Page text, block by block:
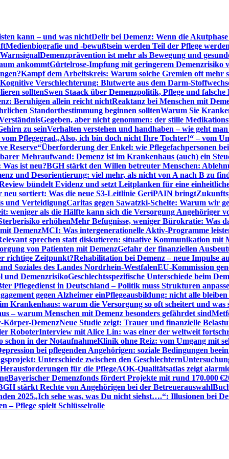
kann – und was nichtDelir bei Demenz: Wenn die
Medienbiografie und -bewußtsein werden Teil der Pflege werden
Demenzprävention ist mehr als Bewegung und
ankommtGürtelrose-Impfung mit geringerem Demenzrisiko
Kampf dem Arbeitskreis: Warum solche Gremien oft mehr
Kognitive Verschlechterung: Blutwerte aus dem Darm-
solltenSwen Staack über Demenzpolitik, Pflege und falsche
Beruhigen allein reicht nichtReaktanz bei Menschen mit
Standortbestimmung beginnen solltenWarum Sie
Gegeben, aber nicht genommen: der stille
zu seinVerhalten verstehen und handhaben – wie geht
Pflegegrad„Also, ich bin doch nicht Ihre Tochter!“ – vom
Reserve“Überforderung der Enkel: wie Pflegefachpersonen
Mehraufwand: Demenz ist im Krankenhaus (auch) ein
ist neu?BGH stärkt den Willen betreuter Menschen:
und Desorientierung: viel mehr, als nicht von A nach B zu
bündelt Evidenz und setzt Leitplanken für eine
neu sortiert: Was die neue S3-Leitlinie GeriPAIN bringt
und VerteidigungCaritas gegen Sawatzki-Schelte: Warum wir
weniger als die Hälfte kann sich die Versorgung Angehöriger
erhöhenMehr Befugnisse, weniger Bürokratie: Was
DemenzMCI: Was intergenerationelle Aktiv-Programme
sprechen statt diskutieren: situative Kommunikation mit
von Patienten mit DemenzGefahr der finanziellen
richtige Zeitpunkt?Rehabilitation bei Demenz – neue Impulse
Soziales des Landes Nordrhein-WestfalenEU-Kommission
und DemenzrisikoGeschlechtsspezifische Unterschiede beim
Pflegedienst in Deutschland – Politik muss Strukturen
gegen Alzheimer einPflegeausbildung: nicht alle bleiben
Krankenhaus: warum die Versorgung so oft scheitert und was
– warum Menschen mit Demenz besonders gefährdet sind
Körper-DemenzNeue Studie zeigt: Trauer und finanzielle
RoboterInterview mit Alice Lin: was einer der weltweit
schon in der NotaufnahmeKlinik ohne Reiz: vom Umgang mit
bei pflegenden Angehörigen: soziale Bedingungen
Unterschiede zwischen den Geschlechtern
für die PflegeAOK-Qualitätsatlas zeigt
Bayerischer Demenzfonds fördert Projekte mit rund 170.000 €
stärkt Rechte von Angehörigen bei der Betreuerauswahl
2025„Ich sehe was, was Du nicht siehst….“: Illusionen bei
– Pflege spielt Schlüsselrolle